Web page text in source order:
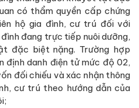
có thẩm quyền cấp chứng
hộ gia đình, cư trú đối với
đang trực tiếp nuôi dưỡng,
đặc biệt nặng. Trường hợp
định danh điện tử mức độ 02,
đối chiếu và xác nhận thông
cư trú theo hướng dẫn của